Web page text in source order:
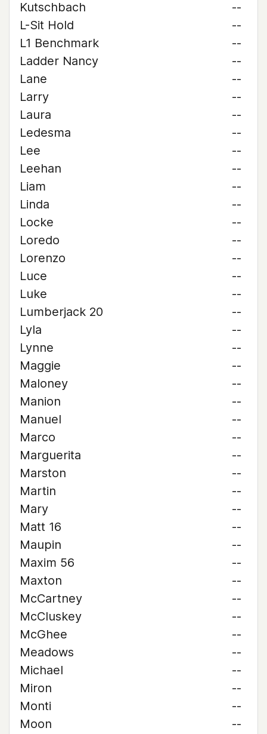
Kutschbach
--
L-Sit Hold
--
L1 Benchmark
--
Ladder Nancy
--
Lane
--
Larry
--
Laura
--
Ledesma
--
Lee
--
Leehan
--
Liam
--
Linda
--
Locke
--
Loredo
--
Lorenzo
--
Luce
--
Luke
--
Lumberjack 20
--
Lyla
--
Lynne
--
Maggie
--
Maloney
--
Manion
--
Manuel
--
Marco
--
Marguerita
--
Marston
--
Martin
--
Mary
--
Matt 16
--
Maupin
--
Maxim 56
--
Maxton
--
McCartney
--
McCluskey
--
McGhee
--
Meadows
--
Michael
--
Miron
--
Monti
--
Moon
--